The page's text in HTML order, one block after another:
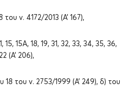
ν. 4172/2013 (Α’ 167),
15Α, 18, 19, 31, 32, 33, 34, 35, 36,
(Α’ 206),
του ν. 2753/1999 (Α’ 249), δ) του